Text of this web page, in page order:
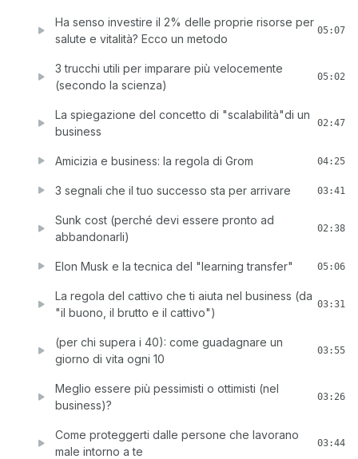
Ha senso investire il 2% delle proprie risorse per
salute e vitalità? Ecco un metodo
05:07
3 trucchi utili per imparare più velocemente
(secondo la scienza)
05:02
La spiegazione del concetto di "scalabilità"di un
business
02:47
Amicizia e business: la regola di Grom 04:25
3 segnali che il tuo successo sta per arrivare 03:41
Sunk cost (perché devi essere pronto ad
abbandonarli)
02:38
Elon Musk e la tecnica del "learning transfer" 05:06
La regola del cattivo che ti aiuta nel business (da
"il buono, il brutto e il cattivo")
03:31
(per chi supera i 40): come guadagnare un
giorno di vita ogni 10
03:55
Meglio essere più pessimisti o ottimisti (nel
business)?
03:26
Come proteggerti dalle persone che lavorano
male intorno a te
03:44